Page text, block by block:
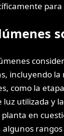
incluyendo
como la
luz utilizada y
planta en